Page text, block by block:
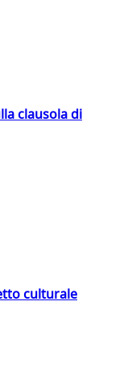
clausola di
culturale